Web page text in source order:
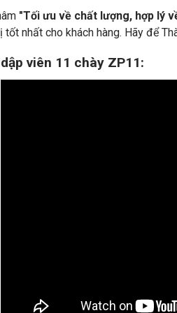
"Tối ưu về chất lượng, hợp lý
tốt nhất cho khách hàng. Hãy để
viên 11 chày ZP11: